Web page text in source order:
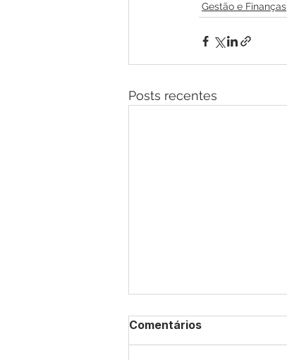
Gestão e Finanças
Posts recentes
Comentários